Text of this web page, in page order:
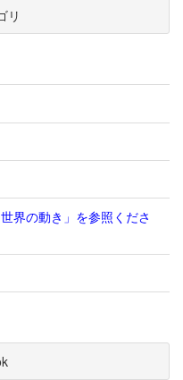
リ
界の動き」を参照くださ